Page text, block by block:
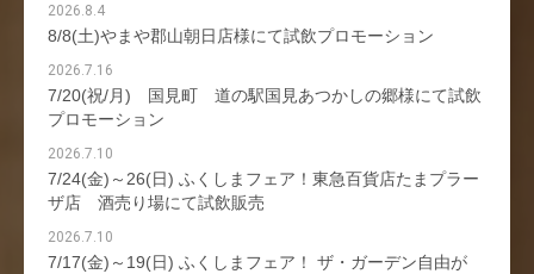
2026.8.4
8/8(土)やまや郡山朝日店様にて試飲プロモーション
2026.7.16
7/20(祝/月) 国見町 道の駅国見あつかしの郷様にて試飲
プロモーション
2026.7.10
7/24(金)～26(日) ふくしまフェア！東急百貨店たまプラー
ザ店 酒売り場にて試飲販売
2026.7.10
7/17(金)～19(日) ふくしまフェア！ ザ・ガーデン自由が